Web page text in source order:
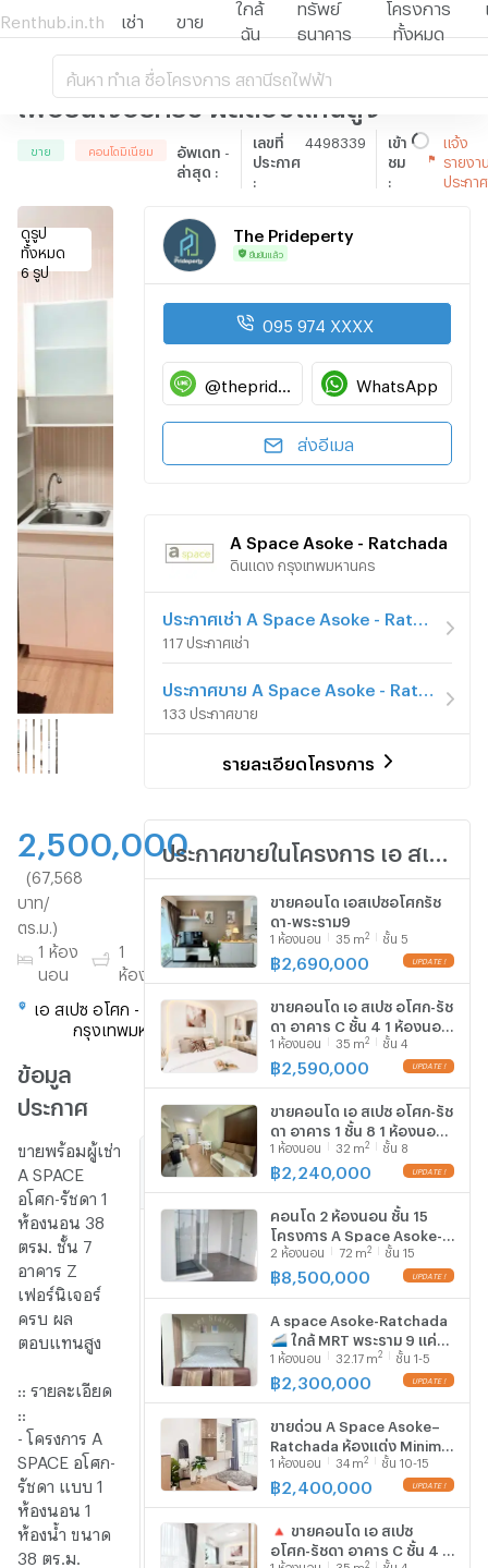
Renthub.in.th เช่า ขาย
ใกล้
ฉัน
ทรัพย์
ธนาคาร
โครงการ
ทั้งหมด
ค้นหา ทำเล ชื่อโครงการ สถานีรถไฟฟ้า
ขายพร้อมผู้เช่า A SPACE อโศก-รัชดา 1
ห้องนอน 38 ตรม. ชั้น 7 อาคาร Z
เฟอร์นิเจอร์ครบ ผลตอบแทนสูง
ขาย คอนโดมิเนียม
อัพเดท
ล่าสุด
เลขที่
ประกาศ
4498339
เข้า
ชม
แจ้ง
รายงา
ประกาศ
ดูรูป
ทั้งหมด
6 รูป
2,500,000
(67,568
บาท/
ตร.ม.)
1 ห้อง
นอน
1
ห้องน้ำ
ชั้น
7
ตร.ม.
เอ สเปซ อโศก - รัชดา ดินแดง
กรุงเทพมหานคร -
แผนที่
ข้อมูล
ประกาศ
ขายพร้อมผู้เช่า
A SPACE
อโศก-รัชดา 1
ห้องนอน 38
ตรม. ชั้น 7
อาคาร Z
เฟอร์นิเจอร์
ครบ ผล
ตอบแทนสูง
:: รายละเอียด
- โครงการ A
SPACE อโศก-
รัชดา แบบ 1
ห้องนอน 1
ห้องน้ำ ขนาด
38 ตร.ม.
ราย
โครงการ
Space
Asoke
-
Ratchada
2,500,000
(67,568 บาท/
ตร.ม.)
รูป
แบบ
1
ห้อง
ห้อง
อยู่ชั้น
7
จำนวน
1
The Prideperty
ยืนยันแล้ว
095 974 XXXX
@theprideperty WhatsApp
ส่งอีเมล
A Space Asoke - Ratchada
ดินแดง กรุงเทพมหานคร
117 ประกาศเช่า
133 ประกาศขาย
รายละเอียดโครงการ
ขายคอนโด เอสเปซอโศกรัช
ดา-พระราม9
1 ห้องนอน 35 m2 ชั้น 5
฿2,690,000
ขายคอนโด เอ สเปซ อโศก-รัช
ดา อาคาร C ชั้น 4 1 ห้องนอน
ขนาด 35 ตรม ใกล้ เซ็นทรัล
พระราม 9
1 ห้องนอน 35 m2 ชั้น 4
฿2,590,000
ขายคอนโด เอ สเปซ อโศก-รัช
ดา อาคาร 1 ชั้น 8 1 ห้องนอน
ขนาด 32 ตรม ใกล้ เซ็นทรัล
พระราม 9
1 ห้องนอน 32 m2 ชั้น 8
฿2,240,000
คอนโด 2 ห้องนอน ชั้น 15
โครงการ A Space Asoke-
Ratchada ใกล้ MRT พระราม
9 (ID 2069205)
2 ห้องนอน 72 m2 ชั้น 15
฿8,500,000
A space Asoke-Ratchada
🚄 ใกล้ MRT พระราม 9 แค่
700 เมตร และ ใกล้ Central
พระราม 9
1 ห้องนอน 32.17 m2 ชั้น 1-5
฿2,300,000
ขายด่วน A Space Asoke–
Ratchada ห้องแต่ง Minimal
ติด MRT พระราม 9
1 ห้องนอน 34 m2 ชั้น 10-15
฿2,400,000
🔺 ขายคอนโด เอ สเปซ
อโศก-รัชดา อาคาร C ชั้น 4 1
1 ห้องนอน 35 m2 ชั้น 4